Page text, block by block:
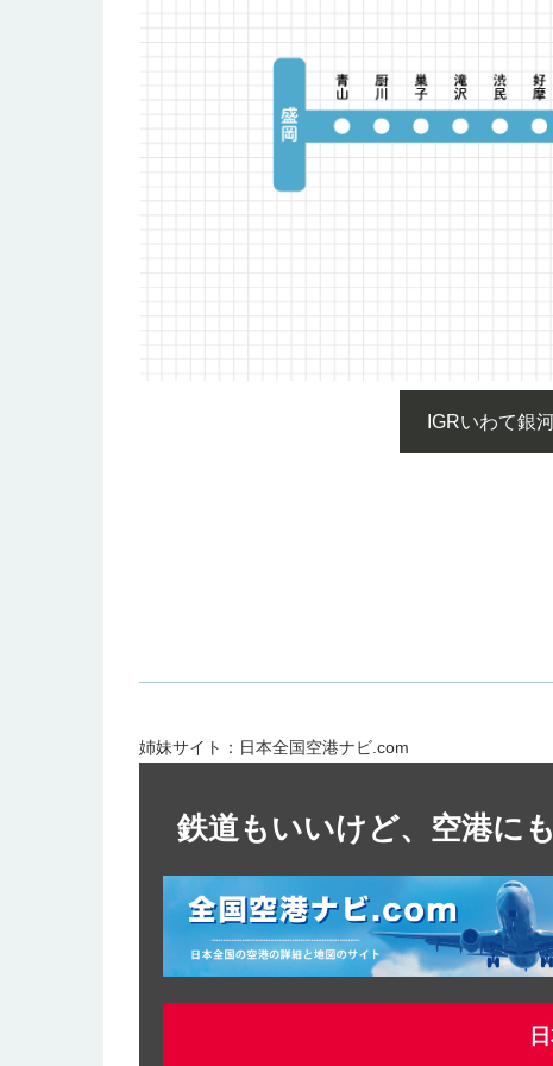
IGRいわて銀
姉妹サイト：日本全国空港ナビ.com
鉄道もいいけど、空港に